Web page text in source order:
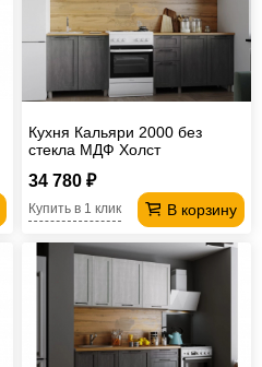
Кухня Кальяри 2000 без
стекла МДФ Холст
столешницы
34 780 ₽
В корзину
Купить в 1 клик